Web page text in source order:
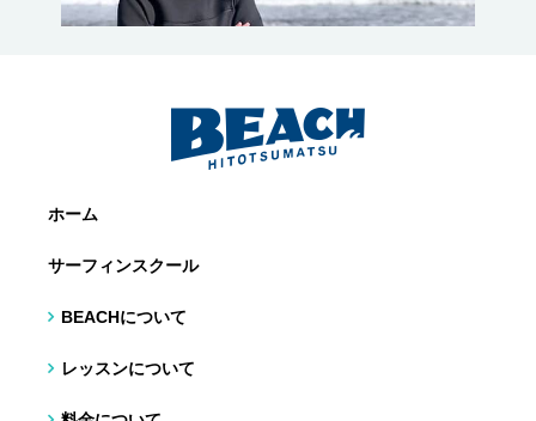
ホーム
サーフィンスクール
BEACHについて
レッスンについて